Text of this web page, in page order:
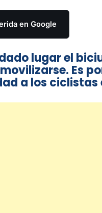
en Google
lugar el
Es
a los ciclistas